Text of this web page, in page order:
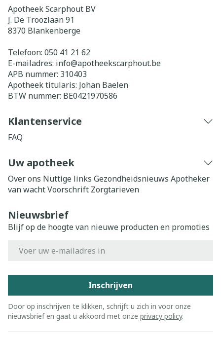
Apotheek Scarphout BV
J. De Troozlaan 91
8370 Blankenberge
Telefoon: 050 41 21 62
E-mailadres: info@apotheekscarphout.be
APB nummer: 310403
Apotheek titularis: Johan Baelen
BTW nummer: BE0421970586
Klantenservice
FAQ
Uw apotheek
Over ons Nuttige links Gezondheidsnieuws Apotheker
van wachtVoorschrift Zorgtarieven
Nieuwsbrief
Blijf op de hoogte van nieuwe producten en promoties
Inschrijven
Door op inschrijven te klikken, schrijft u zich in voor onze
nieuwsbrief en gaat u akkoord met onze privacy policy.